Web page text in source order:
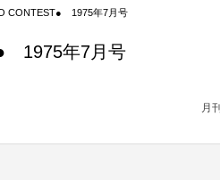
CONTEST● 1975年7月号
1975年7月号
月